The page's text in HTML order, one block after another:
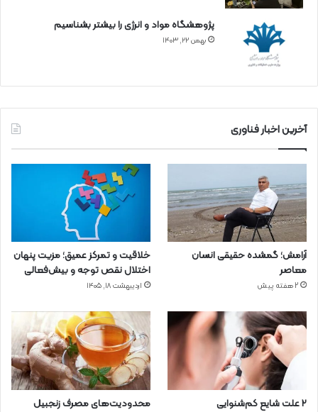
پژوهشگاه مواد و انرژی را بیشتر بشناسیم
بهمن ۲۲, ۱۴۰۳
آخرین اخبار فناوری
آرامش؛ گمشده حقیقی انسان
معاصر
2 هفته پیش
خلاقیت و تمرکز عمیق؛ مزیت پنهان
اختلال نقص توجه و بیش‌فعالی
اردیبهشت ۱۸, ۱۴۰۵
۲ علت شایع‌ کم‌شنوایی محدودیت‌های مصرف زنجبیل